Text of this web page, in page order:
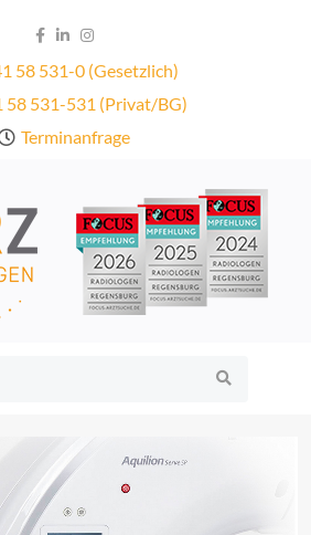
58 531-0 (Gesetzlich)
58 531-531 (Privat/BG)
Terminanfrage